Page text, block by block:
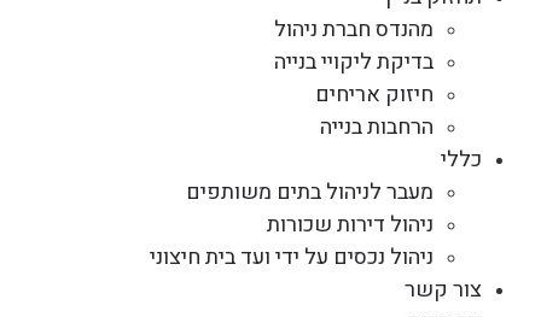
מהנדס חברת ניהול
בדיקת ליקויי בנייה
חיזוק אריחים
הרחבות בנייה
כללי
מעבר לניהול בתים משותפים
ניהול דירות שכורות
ניהול נכסים על ידי ועד בית חיצוני
צור קשר